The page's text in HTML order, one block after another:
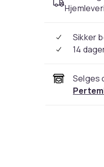
Sikker
14
Selges